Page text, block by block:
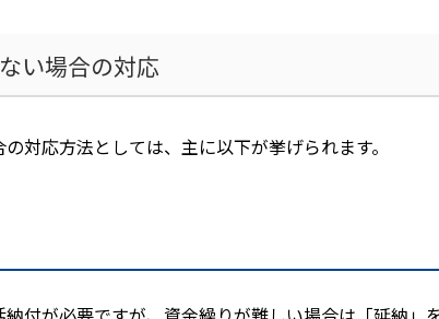
い場合の対応
対応方法としては、主に以下が挙げられます。